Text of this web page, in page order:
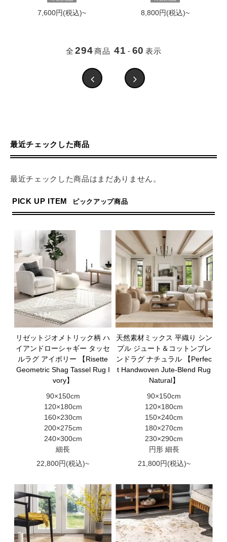
7,600円(税込)~ 8,800円(税込)~
全 294 商品 41 - 60 表示
最近チェックした商品
最近チェックした商品はまだありません。
PICK UP ITEM ピックアップ商品
リゼットジオメトリック柄 ハ
イアンドローシャギー タッセ
ルラグ アイボリー 【Risette
Geometric Shag Tassel Rug I
vory】
90×150cm
120×180cm
160×230cm
200×275cm
240×300cm
細長
22,800円(税込)~
天然素材ミックス 平織り シン
プル ジュート＆コットンブレ
ンドラグ ナチュラル 【Perfec
t Handwoven Jute-Blend Rug
Natural】
90×150cm
120×180cm
150×240cm
180×270cm
230×290cm
円形 細長
21,800円(税込)~